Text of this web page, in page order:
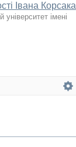
Івана Корсака
імені